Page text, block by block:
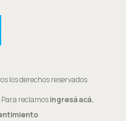
los derechos reservados.
reclamosingresá acá.